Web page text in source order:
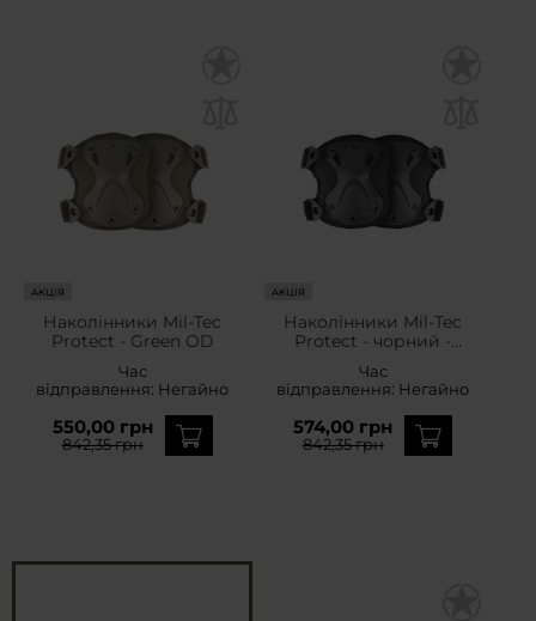
АКЦІЯ
Наколінники Mil-Tec
Protect - Green OD
Час
відправлення: Негайно
550,00 грн
842,35 грн
АКЦІЯ
Наколінники Mil-Tec
Protect - чорний -
Час
відправлення: Негайно
574,00 грн
842,35 грн